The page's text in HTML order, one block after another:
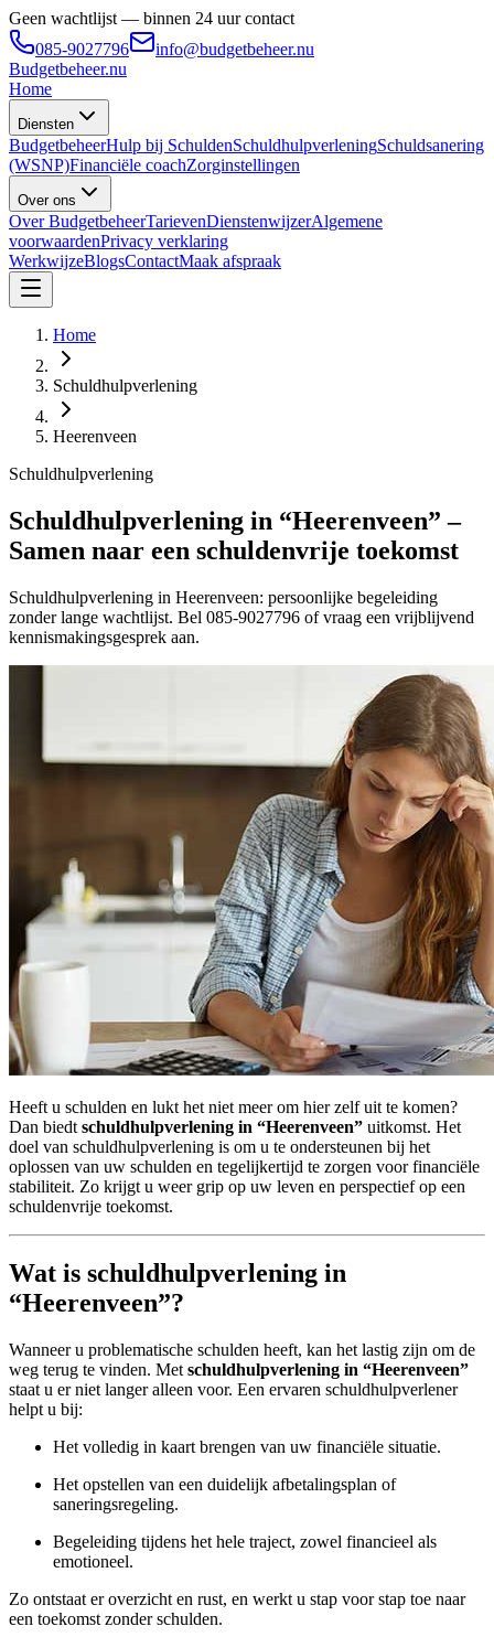
Geen wachtlijst — binnen 24 uur contact
085-9027796
info@budgetbeheer.nu
Budgetbeheer.nu
Home
Diensten
BudgetbeheerHulp bij SchuldenSchuldhulpverleningSchuldsanering
(WSNP)Financiële coachZorginstellingen
Over ons
Over BudgetbeheerTarievenDienstenwijzerAlgemene
voorwaardenPrivacy verklaring
WerkwijzeBlogsContactMaak afspraak
Home
Schuldhulpverlening
Heerenveen
Schuldhulpverlening
Schuldhulpverlening in “Heerenveen” –
Samen naar een schuldenvrije toekomst
Schuldhulpverlening in Heerenveen: persoonlijke begeleiding
zonder lange wachtlijst. Bel 085-9027796 of vraag een vrijblijvend
kennismakingsgesprek aan.
Heeft u schulden en lukt het niet meer om hier zelf uit te komen?
Dan biedt schuldhulpverlening in “Heerenveen” uitkomst. Het
doel van schuldhulpverlening is om u te ondersteunen bij het
oplossen van uw schulden en tegelijkertijd te zorgen voor financiële
stabiliteit. Zo krijgt u weer grip op uw leven en perspectief op een
schuldenvrije toekomst.
Wat is schuldhulpverlening in
“Heerenveen”?
Wanneer u problematische schulden heeft, kan het lastig zijn om de
weg terug te vinden. Met schuldhulpverlening in “Heerenveen”
staat u er niet langer alleen voor. Een ervaren schuldhulpverlener
helpt u bij:
Het volledig in kaart brengen van uw financiële situatie.
Het opstellen van een duidelijk afbetalingsplan of
saneringsregeling.
Begeleiding tijdens het hele traject, zowel financieel als
emotioneel.
Zo ontstaat er overzicht en rust, en werkt u stap voor stap toe naar
een toekomst zonder schulden.